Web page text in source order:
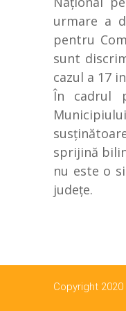
urmare a
pentru
sunt
cazul a 17
În cadrul
sprijină
nu este o
judeţe.
Copyright 2020